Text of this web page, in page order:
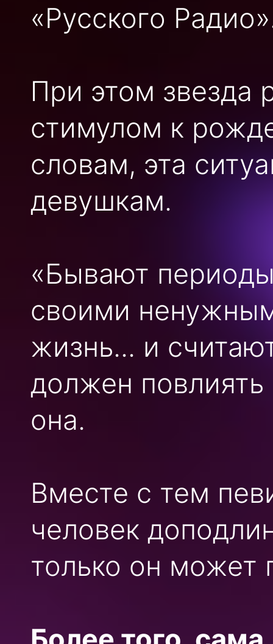
«Русского
При этом звезда
стимулом к
словам, эта
девушкам.
«Бывают
своими
жизнь... и
должен
она.
Вместе с тем
человек
только он может